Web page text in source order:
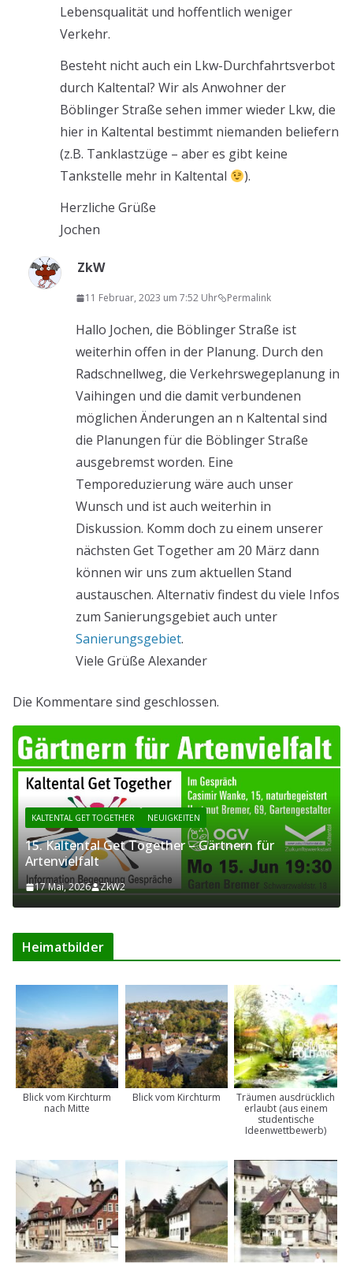
Lebensqualität und hoffentlich weniger
Verkehr.
Besteht nicht auch ein Lkw-Durchfahrtsverbot
durch Kaltental? Wir als Anwohner der
Böblinger Straße sehen immer wieder Lkw, die
hier in Kaltental bestimmt niemanden beliefern
(z.B. Tanklastzüge – aber es gibt keine
Tankstelle mehr in Kaltental
).
Herzliche Grüße
Jochen
ZkW
11 Februar, 2023 um 7:52 Uhr Permalink
Hallo Jochen, die Böblinger Straße ist
weiterhin offen in der Planung. Durch den
Radschnellweg, die Verkehrswegeplanung in
Vaihingen und die damit verbundenen
möglichen Änderungen an n Kaltental sind
die Planungen für die Böblinger Straße
ausgebremst worden. Eine
Temporeduzierung wäre auch unser
Wunsch und ist auch weiterhin in
Diskussion. Komm doch zu einem unserer
nächsten Get Together am 20 März dann
können wir uns zum aktuellen Stand
austauschen. Alternativ findest du viele Infos
zum Sanierungsgebiet auch unter
Sanierungsgebiet.
Viele Grüße Alexander
Die Kommentare sind geschlossen.
KALTENTAL GET TOGETHER NEUIGKEITEN
15. Kaltental Get Together – Gärtnern für
Artenvielfalt
17 Mai, 2026 ZkW2
Heimatbilder
Blick vom Kirchturm
nach Mitte
Blick vom Kirchturm
Träumen ausdrücklich
erlaubt (aus einem
studentische
Ideenwettbewerb)